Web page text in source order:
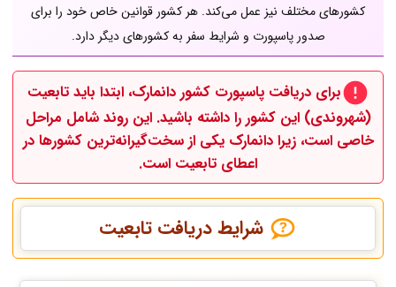
کشورهای مختلف نیز عمل می‌کند. هر کشور قوانین خاص خود را برای
صدور پاسپورت و شرایط سفر به کشورهای دیگر دارد.
برای دریافت پاسپورت کشوردانمارک، ابتدا بایدتابعیت
(شهروندی) این کشور را داشته باشید. این روند شامل مراحل
خاصی است، زیرا دانمارک یکی از سخت‌گیرانه‌ترین کشورها در
اعطای تابعیت است.
شرایط دریافت تابعیت